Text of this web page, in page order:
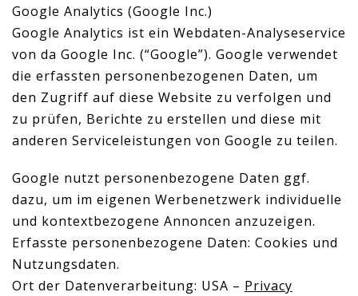
Google Analytics (Google Inc.)
Google Analytics ist ein Webdaten-Analyseservice
von da Google Inc. (“Google”). Google verwendet
die erfassten personenbezogenen Daten, um
den Zugriff auf diese Website zu verfolgen und
zu prüfen, Berichte zu erstellen und diese mit
anderen Serviceleistungen von Google zu teilen.
Google nutzt personenbezogene Daten ggf.
dazu, um im eigenen Werbenetzwerk individuelle
und kontextbezogene Annoncen anzuzeigen.
Erfasste personenbezogene Daten: Cookies und
Nutzungsdaten.
Ort der Datenverarbeitung: USA – Privacy